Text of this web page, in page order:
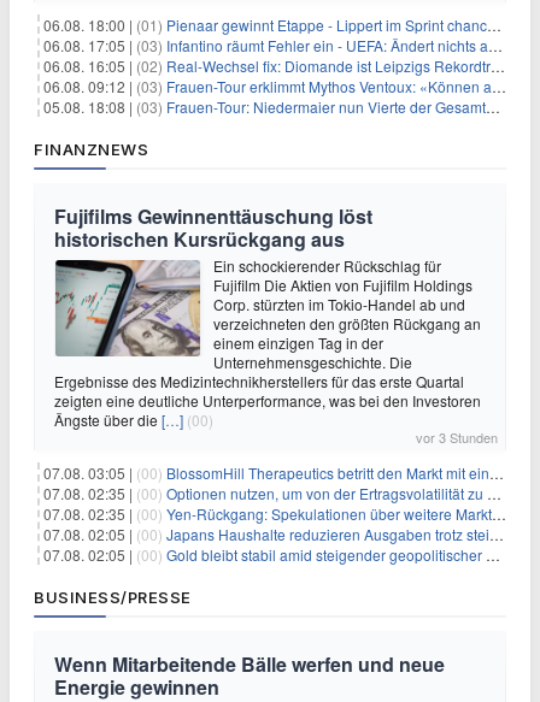
06.08. 18:00 | (01) Pienaar gewinnt Etappe - Lippert im Sprint chancenlos
06.08. 17:05 | (03) Infantino räumt Fehler ein - UEFA: Ändert nichts an Boykott
06.08. 16:05 | (02) Real-Wechsel fix: Diomande ist Leipzigs Rekordtransfer
06.08. 09:12 | (03) Frauen-Tour erklimmt Mythos Ventoux: «Können alles schaffen»
05.08. 18:08 | (03) Frauen-Tour: Niedermaier nun Vierte der Gesamtwertung
FINANZNEWS
Fujifilms Gewinnenttäuschung löst
historischen Kursrückgang aus
Ein schockierender Rückschlag für
Fujifilm Die Aktien von Fujifilm Holdings
Corp. stürzten im Tokio-Handel ab und
verzeichneten den größten Rückgang an
einem einzigen Tag in der
Unternehmensgeschichte. Die
Ergebnisse des Medizintechnikherstellers für das erste Quartal
zeigten eine deutliche Unterperformance, was bei den Investoren
Ängste über die […] (00)
vor 3 Stunden
07.08. 03:05 | (00) BlossomHill Therapeutics betritt den Markt mit einem IPO-Boost von 150 Millionen Dollar
07.08. 02:35 | (00) Optionen nutzen, um von der Ertragsvolatilität zu profitieren
07.08. 02:35 | (00) Yen-Rückgang: Spekulationen über weitere Marktinterventionen nehmen zu
07.08. 02:05 | (00) Japans Haushalte reduzieren Ausgaben trotz steigender Löhne: Ein Warnsignal für das Wachstum
07.08. 02:05 | (00) Gold bleibt stabil amid steigender geopolitischer Spannungen im Persischen Golf
BUSINESS/PRESSE
Wenn Mitarbeitende Bälle werfen und neue
Energie gewinnen